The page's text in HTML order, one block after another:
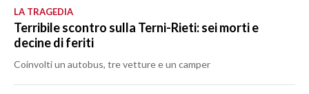
LA TRAGEDIA
Terribile scontro sulla Terni-Rieti: sei morti e
decine di feriti
Coinvolti un autobus, tre vetture e un camper